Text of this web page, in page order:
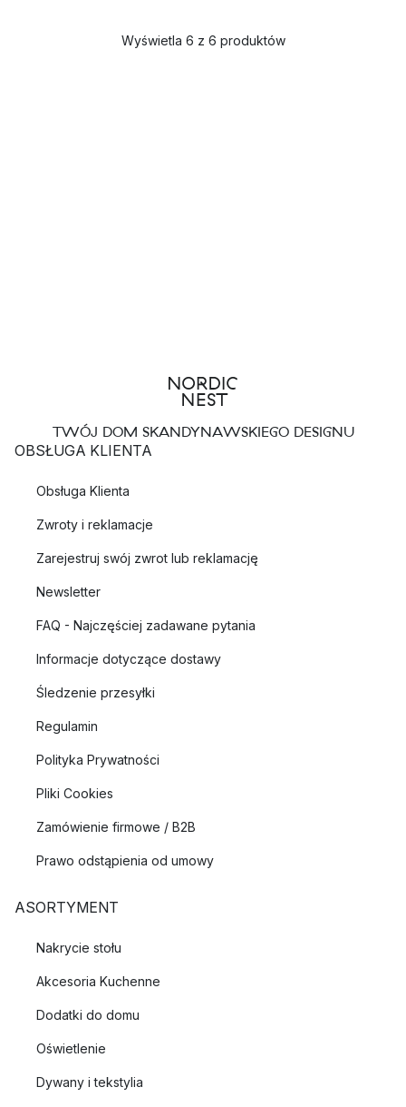
Wyświetla 6 z 6 produktów
TWÓJ DOM SKANDYNAWSKIEGO DESIGNU
OBSŁUGA KLIENTA
Obsługa Klienta
Zwroty i reklamacje
Zarejestruj swój zwrot lub reklamację
Newsletter
FAQ - Najczęściej zadawane pytania
Informacje dotyczące dostawy
Śledzenie przesyłki
Regulamin
Polityka Prywatności
Pliki Cookies
Zamówienie firmowe / B2B
Prawo odstąpienia od umowy
ASORTYMENT
Nakrycie stołu
Akcesoria Kuchenne
Dodatki do domu
Oświetlenie
Dywany i tekstylia